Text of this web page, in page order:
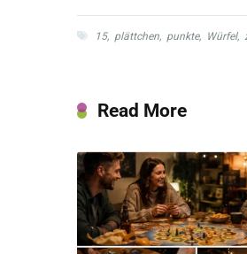
15, plättchen, punkte, Würfel,
Read More